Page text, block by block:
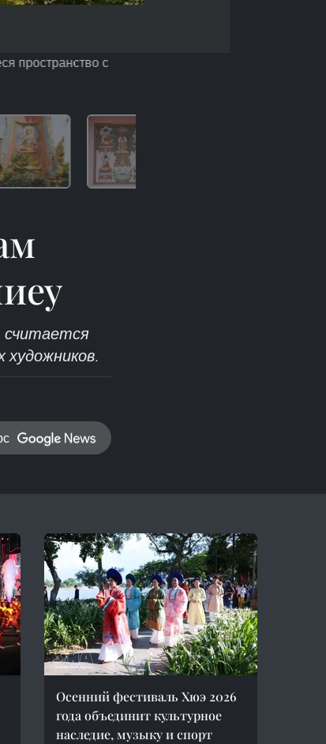
пространство с
считается
Осенний фестиваль Хюэ 2026
года объединит культурное
наследие, музыку и спорт